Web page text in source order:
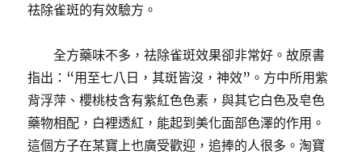
祛除雀斑的有效驗方。
全方藥味不多，祛除雀斑效果卻非常好。故原書
指出：“用至七八日，其斑皆沒，神效”。 方中所用紫
背浮萍、櫻桃枝含有紫紅色色素，與其它白色及皂色
藥物相配，白裡透紅，能起到美化面部色澤的作用。
這個方子在某寶上也廣受歡迎，追捧的人很多。淘寶